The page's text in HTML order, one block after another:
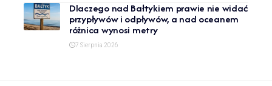
Dlaczego nad Bałtykiem prawie nie widać
przypływów i odpływów, a nad oceanem
różnica wynosi metry
7 Sierpnia 2026